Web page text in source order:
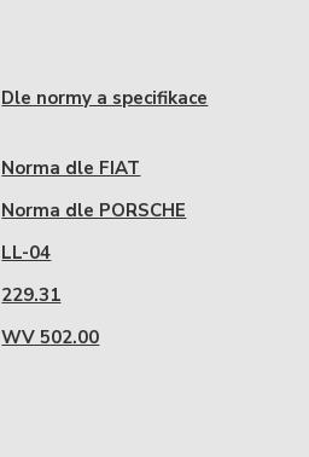
Dle normy a specifikace
Norma dle FIAT
Norma dle PORSCHE
LL-04
229.31
WV 502.00